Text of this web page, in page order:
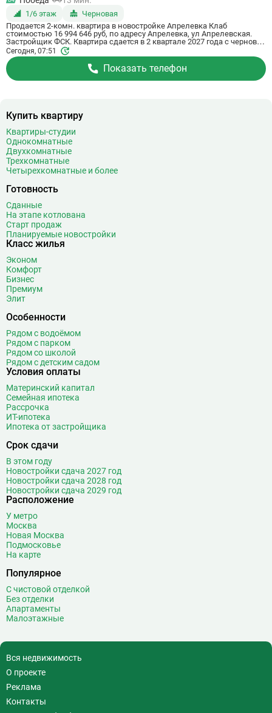
1/6 этаж
Черновая
Продается 2-комн. квартира в новостройке Апрелевка Клаб
стоимостью 16 994 646 руб, по адресу Апрелевка, ул Апрелевская.
Застройщик ФСК. Квартира сдается в 2 квартале 2027 года с черновой
отделкой, . Общая площадь квартиры - 63.5 кв. м. Этаж 1 из 5. ID
квартиры на СтройкиРУ 698021, скажите его когда будете звонить.
Сегодня, 07:51
Показать телефон
Купить квартиру
Квартиры-студии
Однокомнатные
Двухкомнатные
Трехкомнатные
Четырехкомнатные и более
Готовность
Сданные
На этапе котлована
Старт продаж
Планируемые новостройки
Класс жилья
Эконом
Комфорт
Бизнес
Премиум
Элит
Особенности
Рядом с водоёмом
Рядом с парком
Рядом со школой
Рядом с детским садом
Условия оплаты
Материнский капитал
Семейная ипотека
Рассрочка
ИТ-ипотека
Ипотека от застройщика
Срок сдачи
В этом году
Новостройки сдача 2027 год
Новостройки сдача 2028 год
Новостройки сдача 2029 год
Расположение
У метро
Москва
Новая Москва
Подмосковье
На карте
Популярное
С чистовой отделкой
Без отделки
Апартаменты
Малоэтажные
Вся недвижимость
О проекте
Реклама
Контакты